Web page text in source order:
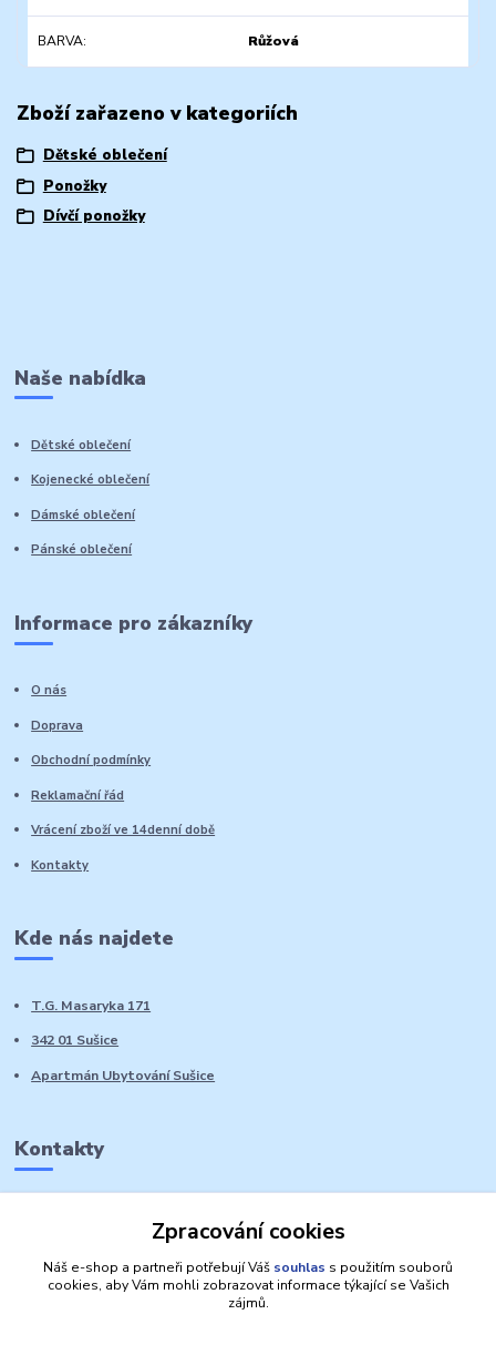
BARVA Růžová
Zboží zařazeno v kategoriích
Dětské oblečení
Ponožky
Dívčí ponožky
Naše nabídka
Dětské oblečení
Kojenecké oblečení
Dámské oblečení
Pánské oblečení
Informace pro zákazníky
O nás
Doprava
Obchodní podmínky
Reklamační řád
Vrácení zboží ve 14denní době
Kontakty
Kde nás najdete
T.G. Masaryka 171
342 01 Sušice
Apartmán Ubytování Sušice
Kontakty
Zpracování cookies
Náš e-shop a partneři potřebují Váš souhlas s použitím souborů
cookies, aby Vám mohli zobrazovat informace týkající se Vašich
zájmů.